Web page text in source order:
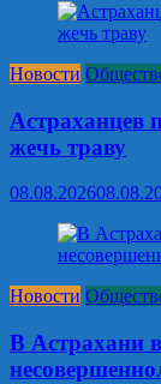
Новости
Астраханцев
жечь траву
08.08.2026
Новости
В Астрахани